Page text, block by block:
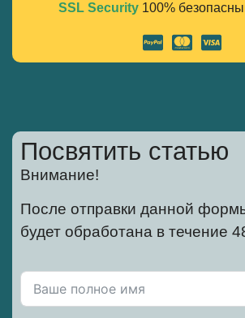
Alternative:
SSL Security100%
Посвятить статью
Внимание!
После отправки данной
будет обработана в течение